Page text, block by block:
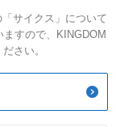
サイクス」について
すので、KINGDOM
さい。